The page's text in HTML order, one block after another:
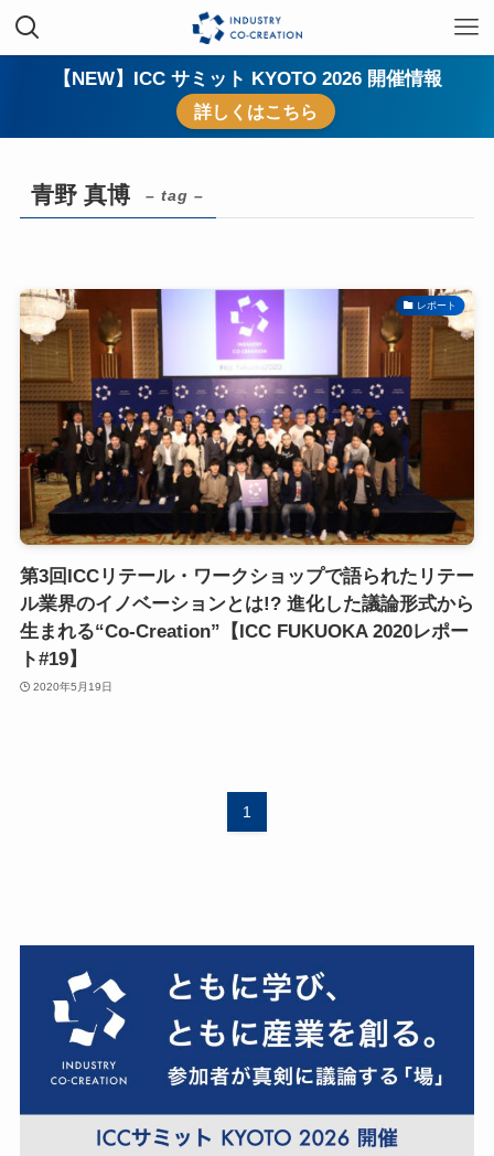
【NEW】ICC サミット KYOTO 2026 開催情報
詳しくはこちら
青野 真博 – tag –
レポート
第3回ICCリテール・ワークショップで語られたリテー
ル業界のイノベーションとは!? 進化した議論形式から
生まれる“Co-Creation”【ICC FUKUOKA 2020レポー
ト#19】
2020年5月19日
1